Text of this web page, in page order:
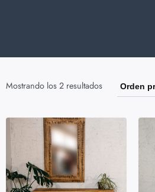
Mostrando los 2 resultados